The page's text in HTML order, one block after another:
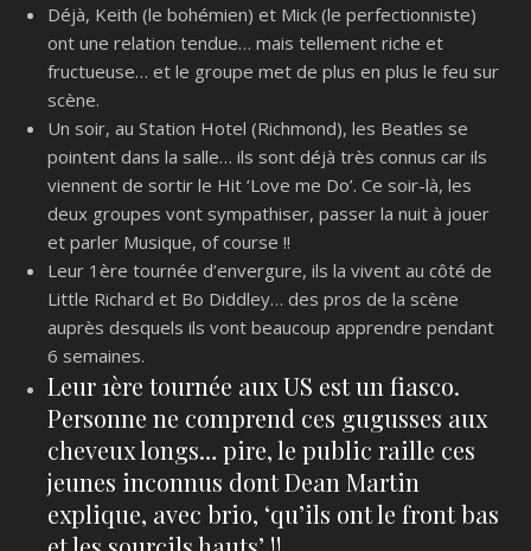
Déjà, Keith (le bohémien) et Mick (le perfectionniste)
ont une relation tendue… mais tellement riche et
fructueuse… et le groupe met de plus en plus le feu sur
scène.
Un soir, au Station Hotel (Richmond), les Beatles se
pointent dans la salle… ils sont déjà très connus car ils
viennent de sortir le Hit ‘Love me Do’. Ce soir-là, les
deux groupes vont sympathiser, passer la nuit à jouer
et parler Musique, of course !!
Leur 1ère tournée d’envergure, ils la vivent au côté de
Little Richard et Bo Diddley… des pros de la scène
auprès desquels ils vont beaucoup apprendre pendant
6 semaines.
Leur 1ère tournée aux US est un fiasco.
Personne ne comprend ces gugusses aux
cheveux longs… pire, le public raille ces
jeunes inconnus dont Dean Martin
explique, avec brio, ‘qu’ils ont le front bas